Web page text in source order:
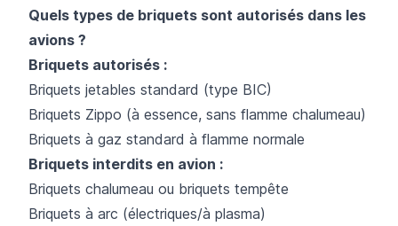
Quels types de briquets sont autorisés dans les
avions ?
Briquets autorisés :
Briquets jetables standard (type BIC)
Briquets Zippo (à essence, sans flamme chalumeau)
Briquets à gaz standard à flamme normale
Briquets interdits en avion :
Briquets chalumeau ou briquets tempête
Briquets à arc (électriques/à plasma)